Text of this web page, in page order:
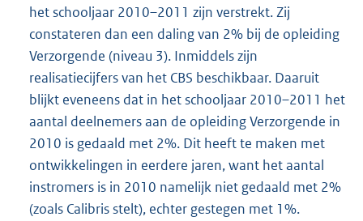
het schooljaar 2010–2011 zijn verstrekt. Zij
constateren dan een daling van 2% bij de opleiding
Verzorgende (niveau 3). Inmiddels zijn
realisatiecijfers van het CBS beschikbaar. Daaruit
blijkt eveneens dat in het schooljaar 2010–2011 het
aantal deelnemers aan de opleiding Verzorgende in
2010 is gedaald met 2%. Dit heeft te maken met
ontwikkelingen in eerdere jaren, want het aantal
instromers is in 2010 namelijk niet gedaald met 2%
(zoals Calibris stelt), echter gestegen met 1%.